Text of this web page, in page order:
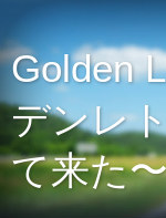
Golden
デンレ
て来た